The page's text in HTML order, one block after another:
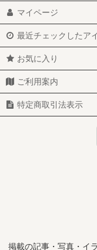
マイページ
最近チェックしたア
お気に入り
ご利用案内
特定商取引法表示
掲載の記事・写真・イ